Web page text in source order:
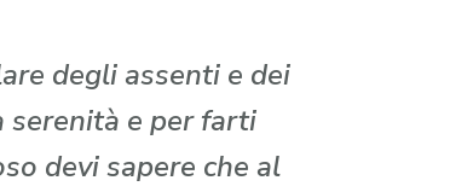
degli assenti e dei
serenità e per farti
devi sapere che al